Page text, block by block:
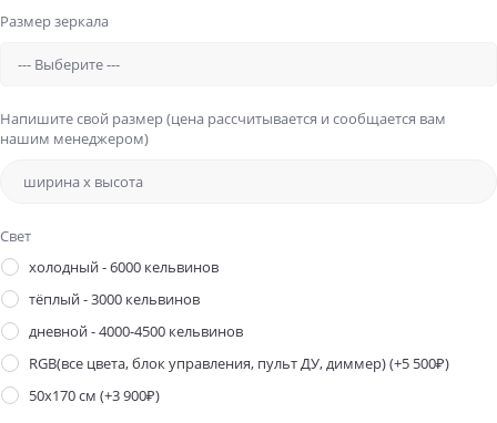
Размер зеркала
Напишите свой размер (цена рассчитывается и сообщается вам
нашим менеджером)
Свет
холодный - 6000 кельвинов
тёплый - 3000 кельвинов
дневной - 4000-4500 кельвинов
RGB(все цвета, блок управления, пульт ДУ, диммер)(+5 500₽)
50х170 см (+3 900₽)